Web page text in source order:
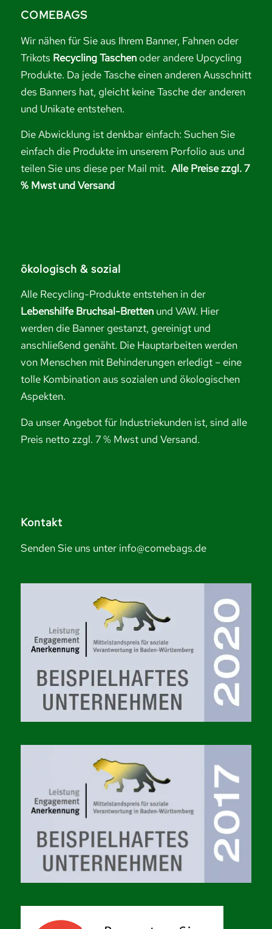
COMEBAGS
Wir nähen für Sie aus Ihrem Banner, Fahnen oder
Trikots Recycling Taschenoder andere Upcycling
Produkte. Da jede Tasche einen anderen Ausschnitt
des Banners hat, gleicht keine Tasche der anderen
und Unikate entstehen.
Die Abwicklung ist denkbar einfach: Suchen Sie
einfach die Produkte im unserem Porfolio aus und
teilen Sie uns diese per Mail mit. Alle Preise zzgl. 7
% Mwst und Versand
ökologisch & sozial
Alle Recycling-Produkte entstehen in der
Lebenshilfe Bruchsal-Bretten und VAW. Hier
werden die Banner gestanzt, gereinigt und
anschließend genäht. Die Hauptarbeiten werden
von Menschen mit Behinderungen erledigt – eine
tolle Kombination aus sozialen und ökologischen
Aspekten.
Da unser Angebot für Industriekunden ist, sind alle
Preis netto zzgl. 7 % Mwst und Versand.
Kontakt
Senden Sie uns unter info@comebags.de